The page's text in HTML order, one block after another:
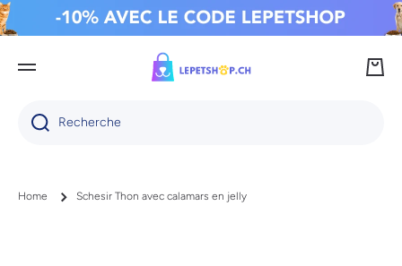
IGNORER ET PASSER AU CONTENU
Recherche
Home Schesir Thon avec calamars en jelly